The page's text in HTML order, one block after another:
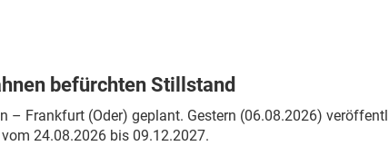
befürchten Stillstand
Frankfurt (Oder) geplant. Gestern (06.08.2026)
24.08.2026 bis 09.12.2027.